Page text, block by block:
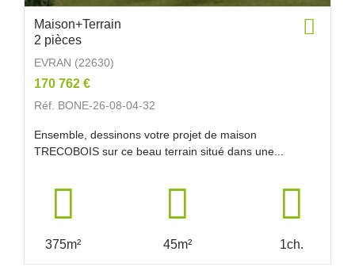
Maison+Terrain
2 pièces
EVRAN (22630)
170 762 €
Réf. BONE-26-08-04-32
Ensemble, dessinons votre projet de maison
TRECOBOIS sur ce beau terrain situé dans une...
375m² 45m² 1ch.